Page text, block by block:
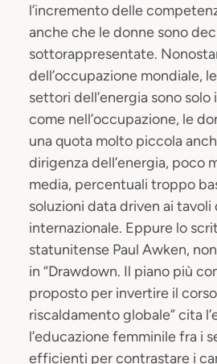
l’incremento delle
anche che le donne sono
sottorappresentate.
dell’occupazione mondiale,
settori dell’energia sono solo
come nell’occupazione, le
una quota molto piccola
dirigenza dell’energia, poco
media, percentuali troppo
soluzioni data driven ai tavoli
internazionale. Eppure lo
statunitense Paul Awken,
in “Drawdown. Il piano più
proposto per invertire il
riscaldamento globale” cita
l’educazione femminile fra i
efficienti per contrastare i